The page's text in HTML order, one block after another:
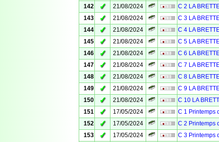
142
✓ 21/08/2024
C 2 LA
143
✓ 21/08/2024
C 3 LA
144
✓ 21/08/2024
C 4 LA
145
✓ 21/08/2024
C 5 LA
146
✓ 21/08/2024
C 6 LA
147
✓ 21/08/2024
C 7 LA
148
✓ 21/08/2024
C 8 LA
149
✓ 21/08/2024
C 9 LA
150
✓ 21/08/2024
C 10 LA
151
✓ 17/05/2024
C 1 Printemps
152
✓ 17/05/2024
C 2 Printemps
153
✓ 17/05/2024
C 3 Printemps